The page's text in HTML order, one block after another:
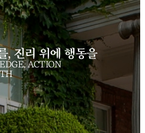
, 진리 위에 행동을
ACTION